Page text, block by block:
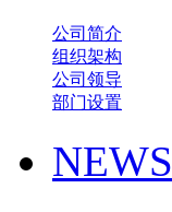
公司简介
组织架构
公司领导
部门设置
NEWS